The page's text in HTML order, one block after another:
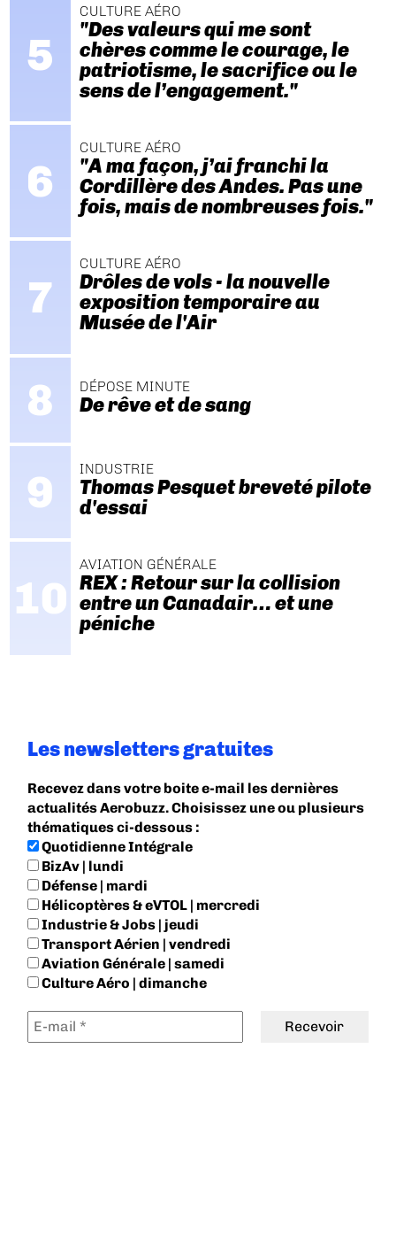
CULTURE AÉRO
"Des valeurs qui me sont
chères comme le courage, le
patriotisme, le sacrifice ou le
sens de l’engagement."
CULTURE AÉRO
"A ma façon, j’ai franchi la
Cordillère des Andes. Pas une
fois, mais de nombreuses fois."
CULTURE AÉRO
Drôles de vols - la nouvelle
exposition temporaire au
Musée de l'Air
DÉPOSE MINUTE
De rêve et de sang
INDUSTRIE
Thomas Pesquet breveté pilote
d'essai
AVIATION GÉNÉRALE
REX : Retour sur la collision
entre un Canadair… et une
péniche
Les newsletters gratuites
Recevez dans votre boite e-mail les dernières
actualités Aerobuzz. Choisissez une ou plusieurs
thématiques ci-dessous :
Quotidienne Intégrale
BizAv | lundi
Défense | mardi
Hélicoptères & eVTOL | mercredi
Industrie & Jobs | jeudi
Transport Aérien | vendredi
Aviation Générale | samedi
Culture Aéro | dimanche